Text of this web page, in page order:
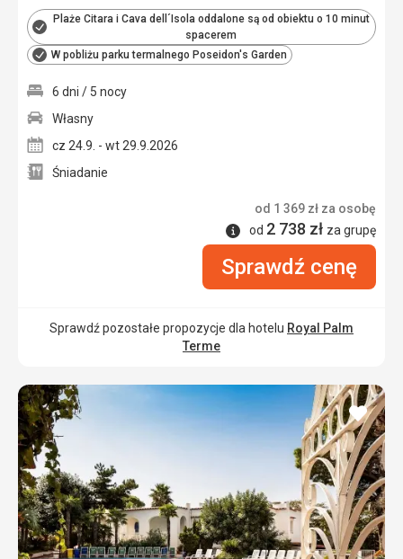
Plaże Citara i Cava dell´Isola oddalone są od obiektu o 10 minut
spacerem
W pobliżu parku termalnego Poseidon's Garden
6 dni / 5 nocy
Własny
cz 24.9. - wt 29.9.2026
Śniadanie
od 1 369 zł za osobę
Informacje
od 2 738 zł za grupę
Sprawdź cenę
Sprawdź pozostałe propozycje dla hotelu Royal Palm
Terme
dodaj
do